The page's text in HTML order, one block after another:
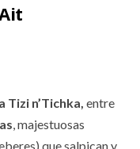
n’Tichka, entre
, majestuosas
que salpican y